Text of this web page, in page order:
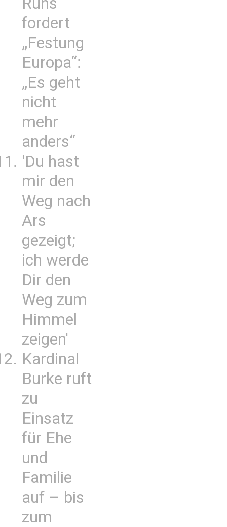
fordert
„Festung
Europa“:
„Es geht
nicht
mehr
anders“
'Du hast
mir den
Weg nach
Ars
gezeigt;
ich werde
Dir den
Weg zum
Himmel
zeigen'
Kardinal
Burke ruft
zu
Einsatz
für Ehe
und
Familie
auf – bis
zum